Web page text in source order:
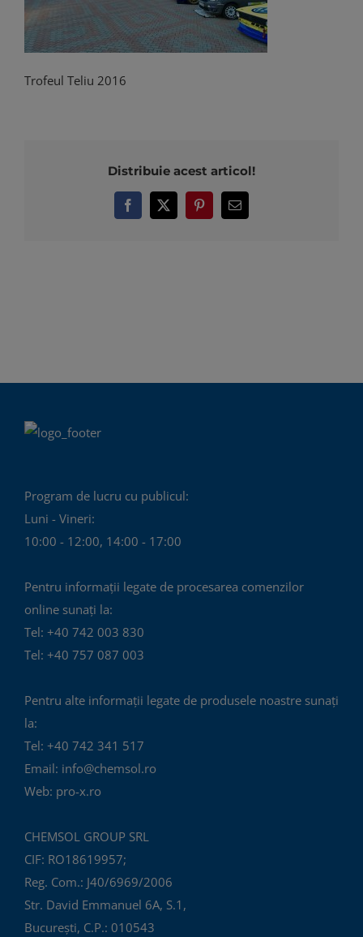
Trofeul Teliu 2016
Distribuie acest articol!
Facebook
X Pinterest
E-
mail:
Program de lucru cu publicul:
Luni - Vineri:
10:00 - 12:00, 14:00 - 17:00
Pentru informații legate de procesarea comenzilor
online sunați la:
Tel: +40 742 003 830
Tel: +40 757 087 003
Pentru alte informații legate de produsele noastre sunați
la:
Tel: +40 742 341 517
Email: info@chemsol.ro
Web: pro-x.ro
CHEMSOL GROUP SRL
CIF: RO18619957;
Reg. Com.: J40/6969/2006
Str. David Emmanuel 6A, S.1,
București, C.P.: 010543